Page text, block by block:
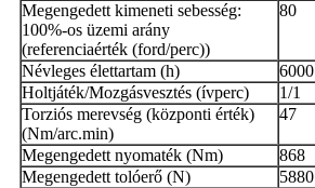
Megengedett kimeneti sebesség:
100%-os üzemi arány
(referenciaérték (ford/perc))
80
Névleges élettartam (h) 6000
Holtjáték/Mozgásvesztés (ívperc)
1/1
Torziós merevség (központi érték)
(Nm/arc.min)
47
Megengedett nyomaték (Nm) 868
Megengedett tolóerő (N)
5880